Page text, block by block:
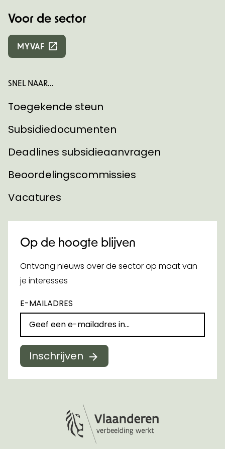
Voor de sector
MYVAF
SNEL NAAR...
Toegekende steun
Subsidiedocumenten
Deadlines subsidieaanvragen
Beoordelingscommissies
Vacatures
Op de hoogte blijven
Ontvang nieuws over de sector op maat van
je interesses
E-MAILADRES
Inschrijven